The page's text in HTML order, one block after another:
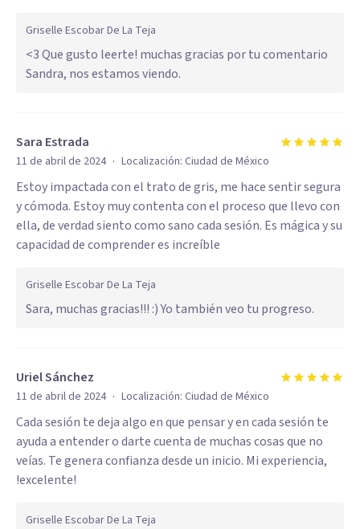
Griselle Escobar De La Teja
<3 Que gusto leerte! muchas gracias por tu comentario
Sandra, nos estamos viendo.
Sara Estrada
11 de abril de 2024 · Localización: Ciudad de México
Estoy impactada con el trato de gris, me hace sentir segura
y cómoda. Estoy muy contenta con el proceso que llevo con
ella, de verdad siento como sano cada sesión. Es mágica y su
capacidad de comprender es increíble
Griselle Escobar De La Teja
Sara, muchas gracias!!! :) Yo también veo tu progreso.
Uriel Sánchez
11 de abril de 2024 · Localización: Ciudad de México
Cada sesión te deja algo en que pensar y en cada sesión te
ayuda a entender o darte cuenta de muchas cosas que no
veías. Te genera confianza desde un inicio. Mi experiencia,
!excelente!
Griselle Escobar De La Teja